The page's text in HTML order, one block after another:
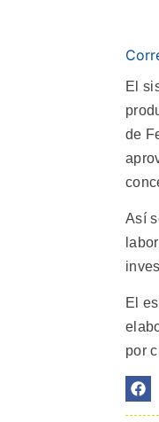
El
de
Así
El
por